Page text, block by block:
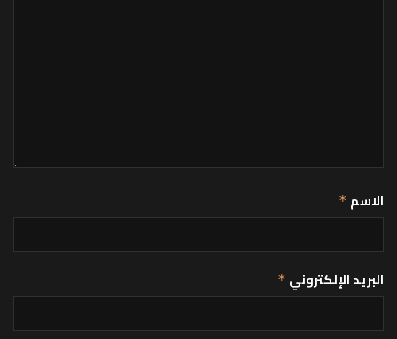
الاسم *
البريد الإلكتروني *